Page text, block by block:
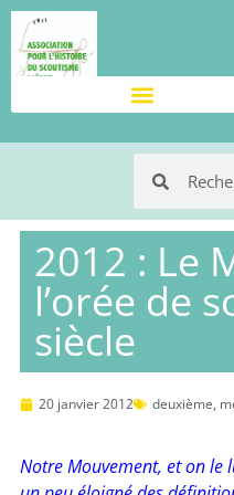
2012 : Le
l’orée de
siècle
20 janvier 2012 deuxième,
Notre Mouvement, et on le